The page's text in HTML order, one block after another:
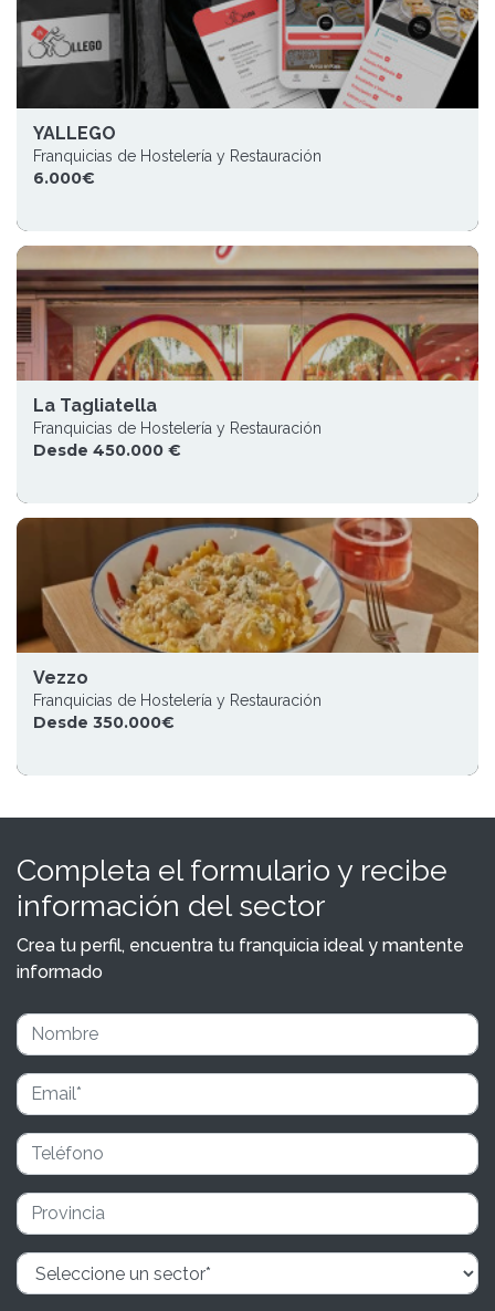
YALLEGO
Franquicias de Hostelería y Restauración
6.000€
La Tagliatella
Franquicias de Hostelería y Restauración
Desde 450.000 €
Vezzo
Franquicias de Hostelería y Restauración
Desde 350.000€
Completa el formulario y recibe
información del sector
Crea tu perfil, encuentra tu franquicia ideal y mantente
informado